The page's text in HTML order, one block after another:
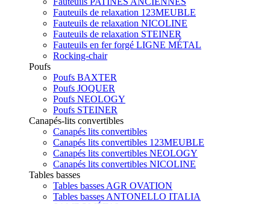
Fauteuils de relaxation 123MEUBLE
Fauteuils de relaxation NICOLINE
Fauteuils de relaxation STEINER
Fauteuils en fer forgé LIGNE MÉTAL
Rocking-chair
Poufs
Poufs BAXTER
Poufs JOQUER
Poufs NEOLOGY
Poufs STEINER
Canapés-lits convertibles
Canapés lits convertibles
Canapés lits convertibles 123MEUBLE
Canapés lits convertibles NEOLOGY
Canapés lits convertibles NICOLINE
Tables basses
Tables basses AGR OVATION
Tables basses ANTONELLO ITALIA